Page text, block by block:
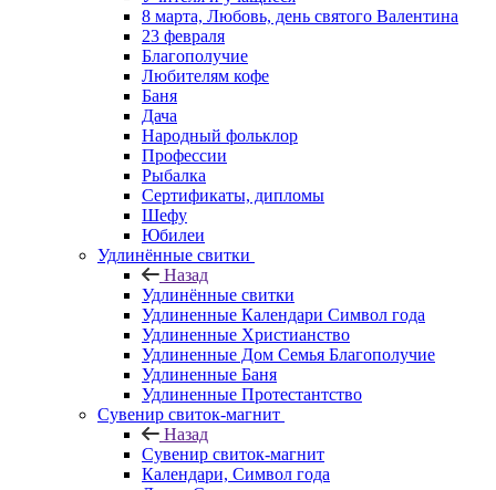
8 марта, Любовь, день святого Валентина
23 февраля
Благополучие
Любителям кофе
Баня
Дача
Народный фольклор
Профессии
Рыбалка
Сертификаты, дипломы
Шефу
Юбилеи
Удлинённые свитки
Назад
Удлинённые свитки
Удлиненные Календари Символ года
Удлиненные Христианство
Удлиненные Дом Семья Благополучие
Удлиненные Баня
Удлиненные Протестантство
Сувенир свиток-магнит
Назад
Сувенир свиток-магнит
Календари, Символ года